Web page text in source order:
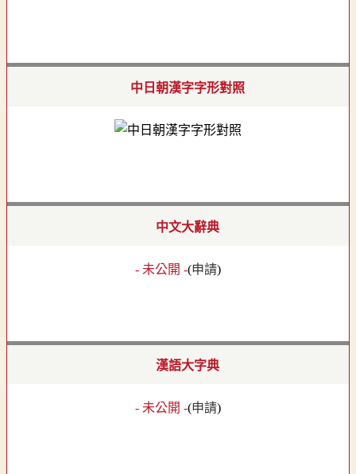
中日朝漢字字形對照
中文大辭典
- 未公開 -(申請)
漢語大字典
- 未公開 -(申請)